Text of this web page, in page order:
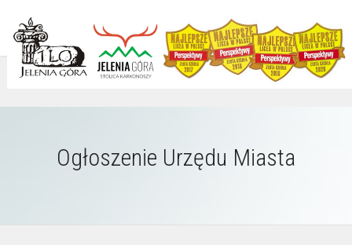
Ogłoszenie Urzędu Miasta